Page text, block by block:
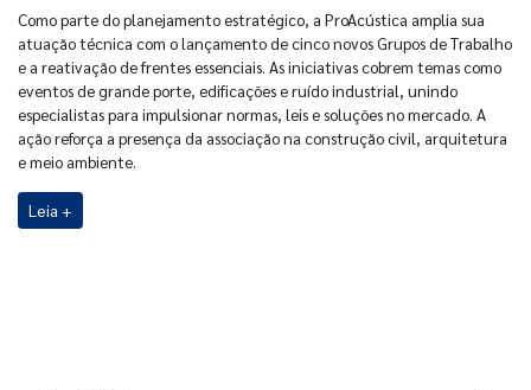
Como parte do planejamento estratégico, a ProAcústica amplia sua
atuação técnica com o lançamento de cinco novos Grupos de Trabalho
e a reativação de frentes essenciais. As iniciativas cobrem temas como
eventos de grande porte, edificações e ruído industrial, unindo
especialistas para impulsionar normas, leis e soluções no mercado. A
ação reforça a presença da associação na construção civil, arquitetura
e meio ambiente.
Leia +